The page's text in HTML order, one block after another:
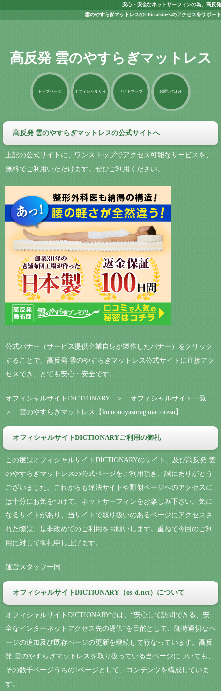
安心・安全なネットサーフィンの為、高反発
雲のやすらぎマットレスのOfficialsiteへのアクセスをサポート
高反発 雲のやすらぎマットレス
トップページ オフィシャルサイ サイトマップ お問い合わせ
高反発 雲のやすらぎマットレスの公式サイトへ
上記の公式サイトに、ワンストップでアクセス可能なサービスを、
無料でご利用いただけます。ぜひご利用ください。
公式バナー（サービス提供企業自身が製作したバナー）をクリック
することで、高反発 雲のやすらぎマットレス公式サイトに直接アク
セスでき、とても安心・安全です。
オフィシャルサイトDICTIONARY＞ オフィシャルサイト一覧
＞ 雲のやすらぎマットレス【kumonoyasuragimattoresu】
オフィシャルサイトDICTIONARYご利用の御礼
この度はオフィシャルサイトDICTIONARYのサイト、及び高反発 雲
のやすらぎマットレスの公式ページをご利用頂き、誠にありがとう
ございました。これからも違法サイトや類似ページへのアクセスに
は十分にお気をつけて、ネットサーフィンをお楽しみ下さい。気に
なるサイトがあり、当サイトで取り扱いのあるページにアクセスさ
れた際は、是非改めてのご利用をお願いします。重ねて今回のご利
用に対して御礼申し上げます。
運営スタッフ一同
オフィシャルサイトDICTIONARY（os-d.net）について
オフィシャルサイトDICTIONARYでは、“安心して訪問できる、安
全なインターネットアクセス先の提供”を目的として、随時適切なペ
ージの追加及び既存ページの更新を継続して行なっています。高反
発 雲のやすらぎマットレスを取り扱っている当ページについても、
その数千ページうちの1ページとして、コンテンツを構成していま
す。